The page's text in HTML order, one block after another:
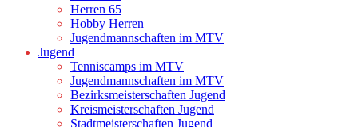
Herren 65
Hobby Herren
Jugendmannschaften im MTV
Jugend
Tenniscamps im MTV
Jugendmannschaften im MTV
Bezirksmeisterschaften Jugend
Kreismeisterschaften Jugend
Stadtmeisterschaften Jugend